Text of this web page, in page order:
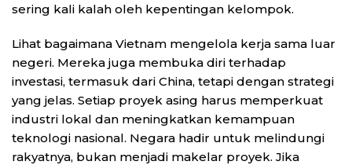
sering kali kalah oleh kepentingan kelompok.
Lihat bagaimana Vietnam mengelola kerja sama luar
negeri. Mereka juga membuka diri terhadap
investasi, termasuk dari China, tetapi dengan strategi
yang jelas. Setiap proyek asing harus memperkuat
industri lokal dan meningkatkan kemampuan
teknologi nasional. Negara hadir untuk melindungi
rakyatnya, bukan menjadi makelar proyek. Jika